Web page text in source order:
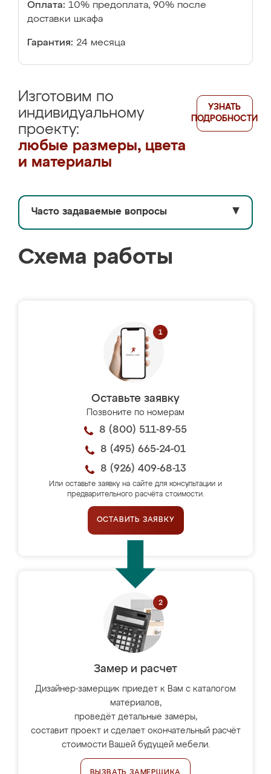
Оплата: 10% предоплата, 90% после
доставки шкафа
Гарантия: 24 месяца
Изготовим по
индивидуальному
проекту:
любые размеры, цвета
и материалы
УЗНАТЬ
ПОДРОБНОСТИ
Часто задаваемые вопросы ▼
Схема работы
Оставьте заявку
Позвоните по номерам
8 (800) 511-89-55
8 (495) 665-24-01
8 (926) 409-68-13
Или оставьте заявку на сайте для консультации и
предварительного расчёта стоимости.
ОСТАВИТЬ ЗАЯВКУ
Замер и расчет
Дизайнер-замерщик приедет к Вам с каталогом
материалов,
проведёт детальные замеры,
составит проект и сделает окончательный расчёт
стоимости Вашей будущей мебели.